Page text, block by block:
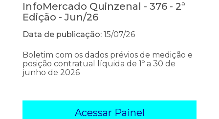
InfoMercado Quinzenal - 376 - 2ª
Edição - Jun/26
Data de publicação: 15/07/26
Boletim com os dados prévios de medição e
posição contratual líquida de 1º a 30 de
junho de 2026
Acessar Painel